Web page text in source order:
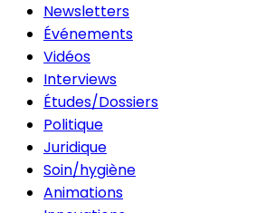
Newsletters
Événements
Vidéos
Interviews
Études/Dossiers
Politique
Juridique
Soin/hygiène
Animations